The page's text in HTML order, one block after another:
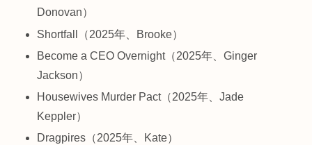
Donovan）
Shortfall（2025年、Brooke）
Become a CEO Overnight（2025年、Ginger
Jackson）
Housewives Murder Pact（2025年、Jade
Keppler）
Dragpires（2025年、Kate）